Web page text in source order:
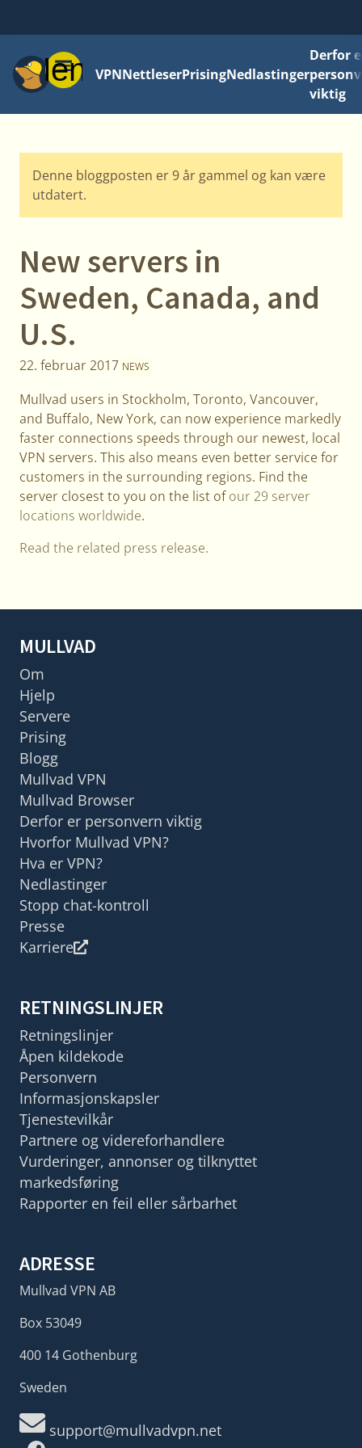
MenyVPNNettleserPrisingNedlastinger
Derfor
viktig
Denne bloggposten er 9 år gammel og kan være
utdatert.
New servers in
Sweden, Canada, and
U.S.
22. februar 2017 NEWS
Mullvad users in Stockholm, Toronto, Vancouver,
and Buffalo, New York, can now experience markedly
faster connections speeds through our newest, local
VPN servers. This also means even better service for
customers in the surrounding regions. Find the
server closest to you on the list ofour 29 server
locations worldwide.
Read the related press release.
MULLVAD
Om
Hjelp
Servere
Prising
Blogg
Mullvad VPN
Mullvad Browser
Derfor er personvern viktig
Hvorfor Mullvad VPN?
Hva er VPN?
Nedlastinger
Stopp chat-kontroll
Presse
Karriere
RETNINGSLINJER
Retningslinjer
Åpen kildekode
Personvern
Informasjonskapsler
Tjenestevilkår
Partnere og videreforhandlere
Vurderinger, annonser og tilknyttet
markedsføring
Rapporter en feil eller sårbarhet
ADRESSE
Mullvad VPN AB
Box 53049
400 14 Gothenburg
Sweden
support@mullvadvpn.net